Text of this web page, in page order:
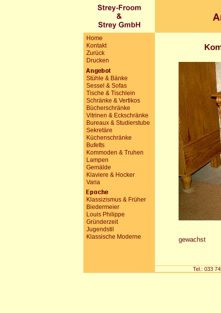
Home
Kontakt
Zurück
Drucken
Stühle & Bänke
Sessel & Sofas
Tische & Tischlein
Schränke & Vertikos
Bücherschränke
Vitrinen & Eckschränke
Bureaux & Studierstube
Sekretäre
Küchenschränke
Bufetts
Kommoden & Truhen
Lampen
Gemälde
Klaviere & Hocker
Varia
Klassizismus & Früher
Biedermeier
Louis Philippe
Gründerzeit
Jugendstil
Klassische Moderne
gewachst
Tel.: 033